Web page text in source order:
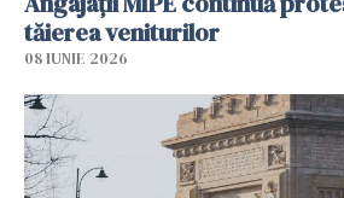
tăierea veniturilor
08 IUNIE 2026